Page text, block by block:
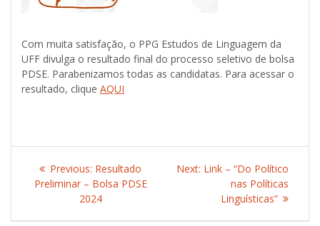
Com muita satisfação, o PPG Estudos de Linguagem da
UFF divulga o resultado final do processo seletivo de bolsa
PDSE. Parabenizamos todas as candidatas. Para acessar o
resultado, clique AQUI
Post
navigation
Previous: Previous
post:
Resultado
Preliminar – Bolsa PDSE
2024
Next: Next
Link – “Do Político
nas Políticas
Linguísticas”